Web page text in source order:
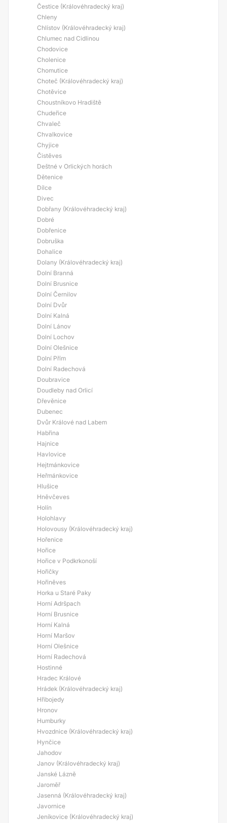
Čestice (Královéhradecký kraj)
Chleny
Chlístov (Královéhradecký kraj)
Chlumec nad Cidlinou
Chodovice
Cholenice
Chomutice
Choteč (Královéhradecký kraj)
Chotěvice
Choustníkovo Hradiště
Chudeřice
Chvaleč
Chvalkovice
Chyjice
Čistěves
Deštné v Orlických horách
Dětenice
Dílce
Divec
Dobřany (Královéhradecký kraj)
Dobré
Dobřenice
Dobruška
Dohalice
Dolany (Královéhradecký kraj)
Dolní Branná
Dolní Brusnice
Dolní Černilov
Dolní Dvůr
Dolní Kalná
Dolní Lánov
Dolní Lochov
Dolní Olešnice
Dolní Přím
Dolní Radechová
Doubravice
Doudleby nad Orlicí
Dřevěnice
Dubenec
Dvůr Králové nad Labem
Habřina
Hajnice
Havlovice
Hejtmánkovice
Heřmánkovice
Hlušice
Hněvčeves
Holín
Holohlavy
Holovousy (Královéhradecký kraj)
Hořenice
Hořice
Hořice v Podkrkonoší
Hořičky
Hořiněves
Horka u Staré Paky
Horní Adršpach
Horní Brusnice
Horní Kalná
Horní Maršov
Horní Olešnice
Horní Radechová
Hostinné
Hradec Králové
Hrádek (Královéhradecký kraj)
Hřibojedy
Hronov
Humburky
Hvozdnice (Královéhradecký kraj)
Hynčice
Jahodov
Janov (Královéhradecký kraj)
Janské Lázně
Jaroměř
Jasenná (Královéhradecký kraj)
Javornice
Jeníkovice (Královéhradecký kraj)